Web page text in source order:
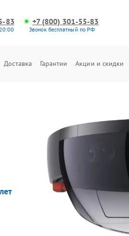
83 +7 (800) 301-55-83
Звонок бесплатный по РФ
Доставка Гарантии Акции и скидки